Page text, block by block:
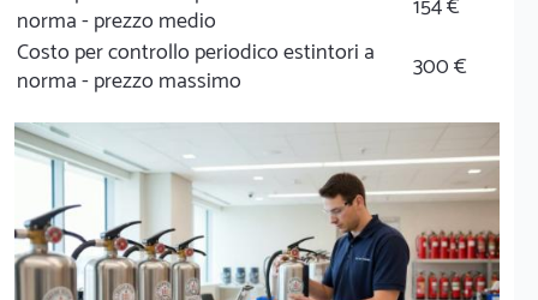
norma - prezzo medio
154 €
Costo per controllo periodico estintori a
norma - prezzo massimo
300 €